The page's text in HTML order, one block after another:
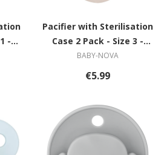
-
Pacifier with Sterilisation
Case 2 Pack - Size 3 -
Bear & Deer
BABY-NOVA
€5.99